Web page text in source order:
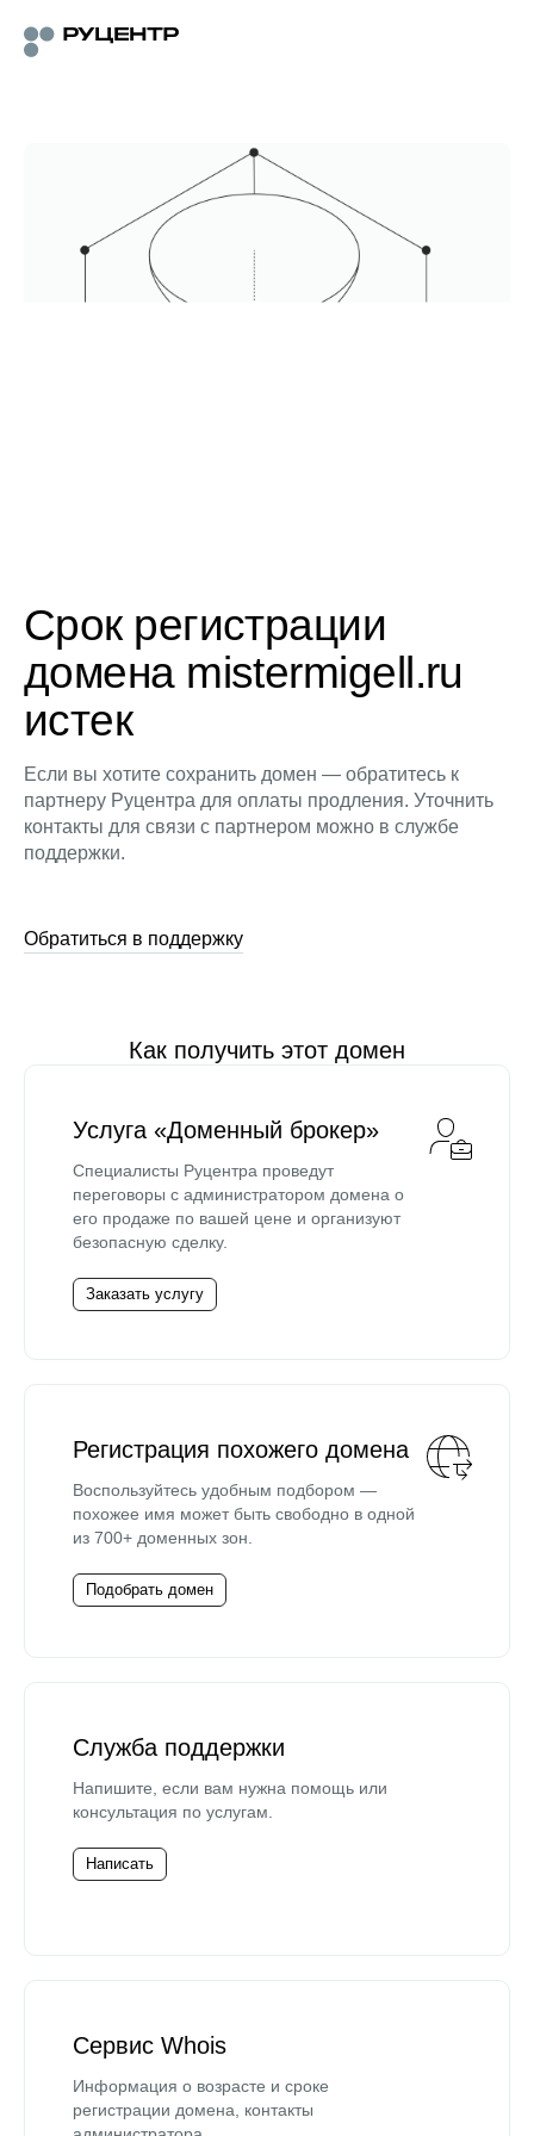
Срок регистрации
домена mistermigell.ru
истек
Если вы хотите сохранить домен — обратитесь к
партнеру Руцентра для оплаты продления. Уточнить
контакты для связи с партнером можно в службе
поддержки.
Обратиться в поддержку
Как получить этот домен
Услуга «Доменный брокер»
Специалисты Руцентра проведут
переговоры с администратором домена о
его продаже по вашей цене и организуют
безопасную сделку.
Заказать услугу
Регистрация похожего домена
Воспользуйтесь удобным подбором —
похожее имя может быть свободно в одной
из 700+ доменных зон.
Подобрать домен
Служба поддержки
Напишите, если вам нужна помощь или
консультация по услугам.
Написать
Сервис Whois
Информация о возрасте и сроке
регистрации домена, контакты